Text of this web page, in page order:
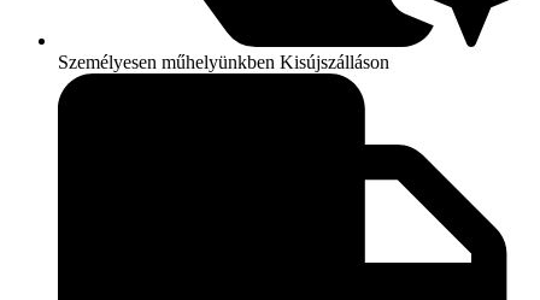
Személyesen műhelyünkben Kisújszálláson